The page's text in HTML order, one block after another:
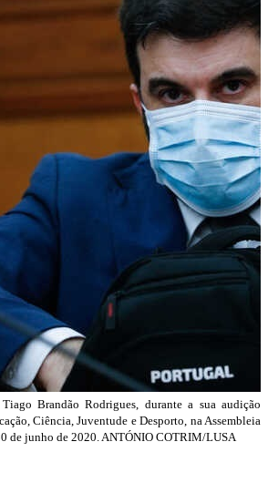
Brandão Rodrigues, durante a sua audição
Ciência, Juventude e Desporto, na Assembleia
de junho de 2020. ANTÓNIO COTRIM/LUSA